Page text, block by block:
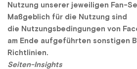
Nutzung unserer jeweiligen Fan-
Maßgeblich für die Nutzung sind
die Nutzungsbedingungen von
am Ende aufgeführten sonstigen
Richtlinien.
Seiten-Insights